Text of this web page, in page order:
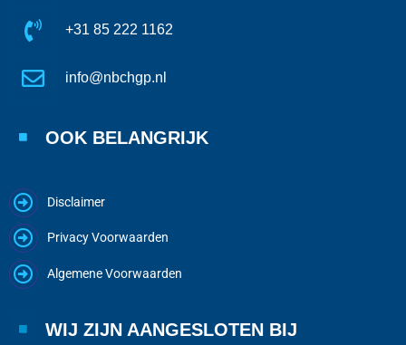
+31 85 222 1162
info@nbchgp.nl
OOK BELANGRIJK
Disclaimer
Privacy Voorwaarden
Algemene Voorwaarden
WIJ ZIJN AANGESLOTEN BIJ